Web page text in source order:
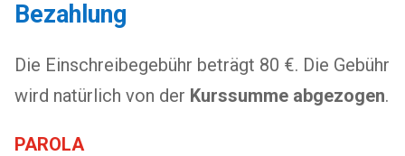
Bezahlung
Die Einschreibegebühr beträgt 80 €. Die Gebühr
wird natürlich von der Kurssumme abgezogen.
PAROLA